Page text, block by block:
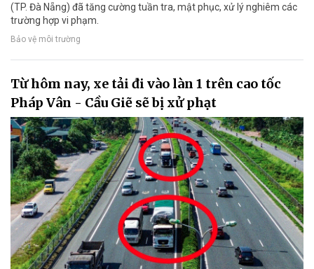
(TP. Đà Nẵng) đã tăng cường tuần tra, mật phục, xử lý nghiêm các
trường hợp vi phạm.
Bảo vệ môi trường
Từ hôm nay, xe tải đi vào làn 1 trên cao tốc
Pháp Vân - Cầu Giẽ sẽ bị xử phạt